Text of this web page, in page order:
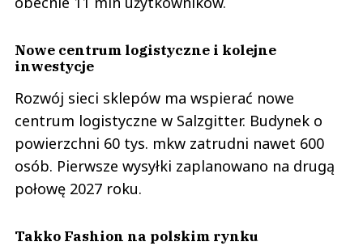
Nowe centrum logistyczne i kolejne
inwestycje
Rozwój sieci sklepów ma wspierać nowe
centrum logistyczne w Salzgitter. Budynek o
powierzchni 60 tys. mkw zatrudni nawet 600
osób. Pierwsze wysyłki zaplanowano na drugą
połowę 2027 roku.
Takko Fashion na polskim rynku